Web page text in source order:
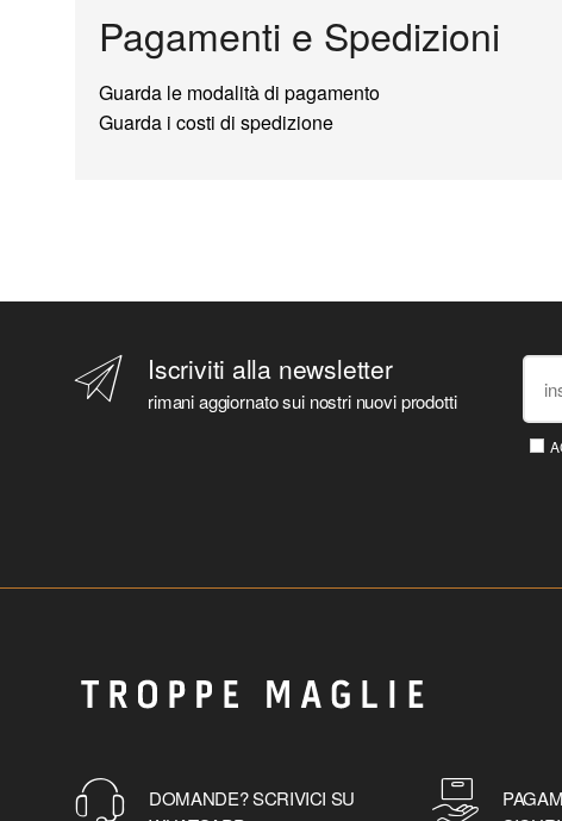
Pagamenti e Spedizioni
Guarda le modalità di pagamento
Guarda i costi di spedizione
Iscriviti alla newsletter
rimani aggiornato sui nostri nuovi prodotti
DOMANDE? SCRIVICI SU